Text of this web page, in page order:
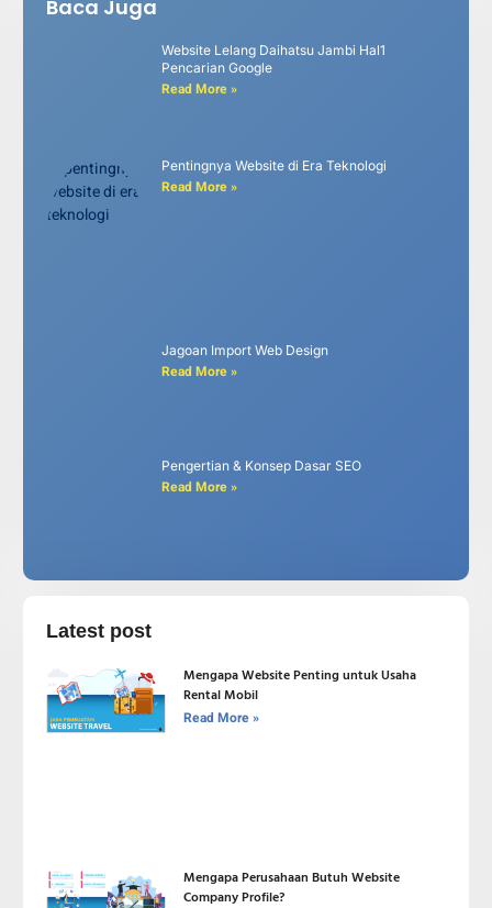
Baca Juga
Website Lelang Daihatsu Jambi Hal1
Pencarian Google
Read More »
Pentingnya Website di Era Teknologi
Read More »
Jagoan Import Web Design
Read More »
Pengertian & Konsep Dasar SEO
Read More »
Latest post
Mengapa Website Penting untuk Usaha
Rental Mobil
Read More »
Mengapa Perusahaan Butuh Website
Company Profile?